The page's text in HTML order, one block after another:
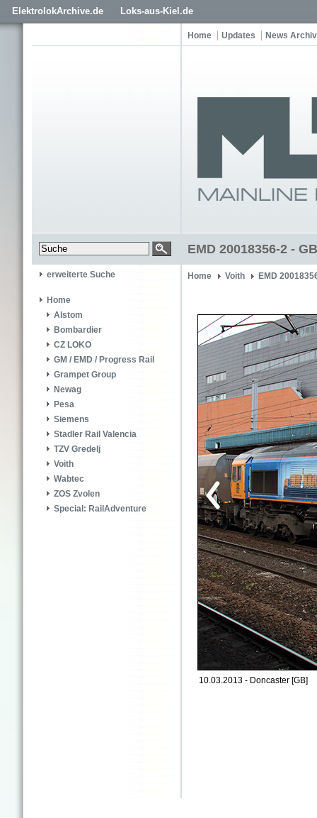
ElektrolokArchive.de Loks-aus-Kiel.de
Home Updates News Archiv
EMD 20018356-2 -
erweiterte Suche
Home
Alstom
Bombardier
CZ LOKO
GM / EMD / Progress Rail
Grampet Group
Newag
Pesa
Siemens
Stadler Rail Valencia
TZV Gredelj
Voith
Wabtec
ZOS Zvolen
Special: RailAdventure
Home Voith EMD
10.03.2013 - Doncaster [GB]